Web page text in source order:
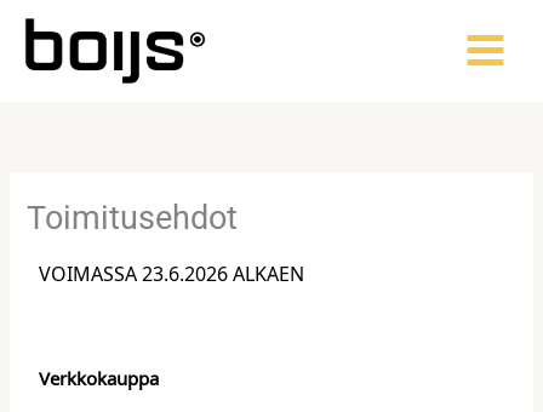
Siirry
sisältöön
Toimitusehdot
VOIMASSA 23.6.2026 ALKAEN
Verkkokauppa